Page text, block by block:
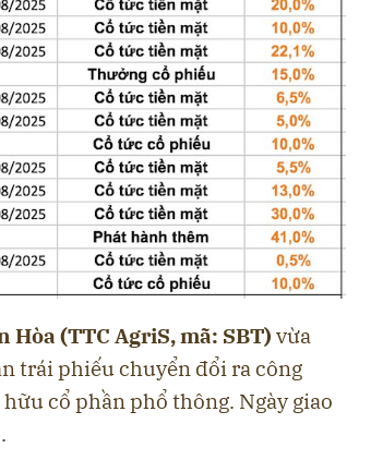
Hòa (TTC AgriS, mã: SBT) vừa
trái phiếu chuyển đổi ra công
cổ phần phổ thông. Ngày giao